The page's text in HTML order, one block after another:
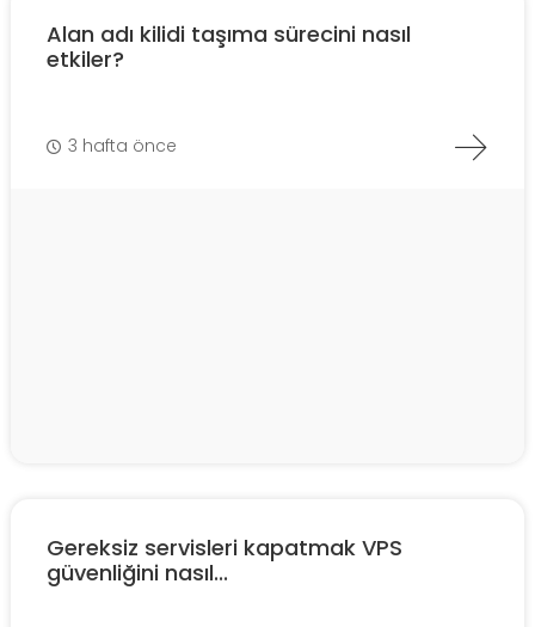
Alan adı kilidi taşıma sürecini nasıl
etkiler?
3 hafta önce
Gereksiz servisleri kapatmak VPS
güvenliğini nasıl...